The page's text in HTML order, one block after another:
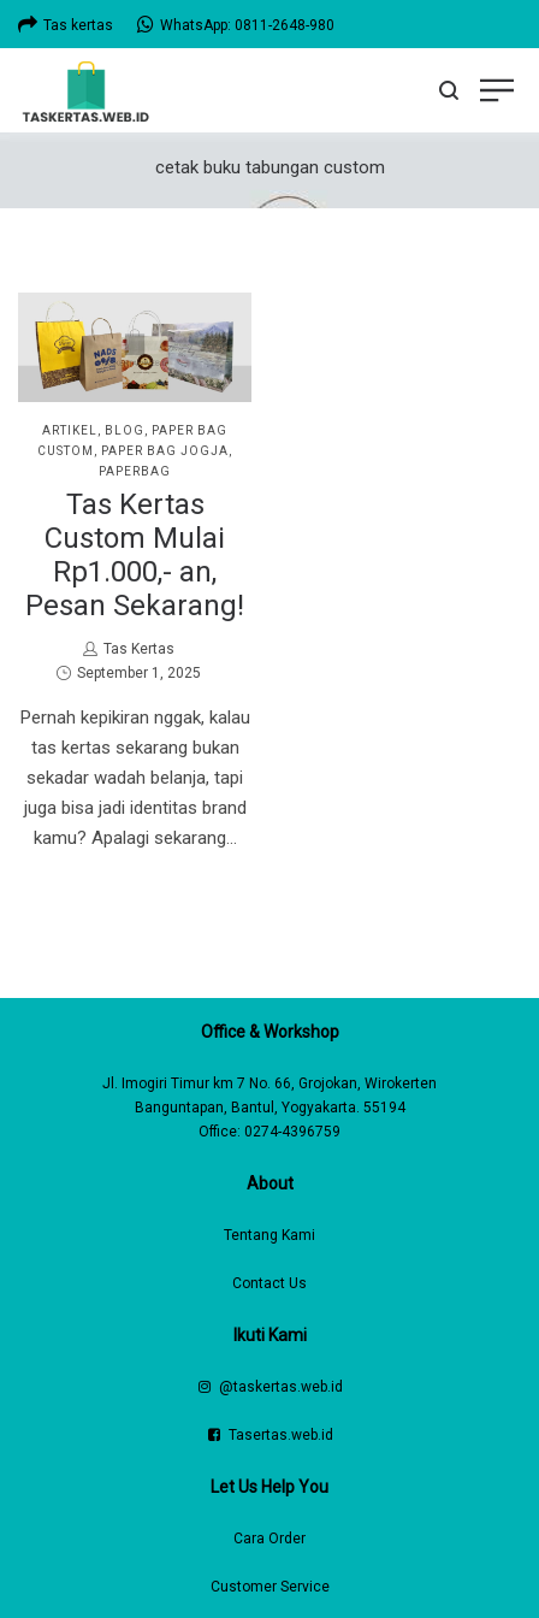
Tas kertas WhatsApp: 0811-2648-980
cetak buku tabungan custom
POSTED
IN
ARTIKEL BLOG
PAPER BAG
CUSTOM
PAPER BAG JOGJA
PAPERBAG
Tas Kertas
Custom Mulai
Rp1.000,- an,
Pesan Sekarang!
by
Tas Kertas
Posted
September 1, 2025
Pernah kepikiran nggak, kalau
tas kertas sekarang bukan
sekadar wadah belanja, tapi
juga bisa jadi identitas brand
kamu? Apalagi sekarang…
Office & Workshop
Jl. Imogiri Timur km 7 No. 66, Grojokan, Wirokerten
Banguntapan, Bantul, Yogyakarta. 55194
Office: 0274-4396759
About
Tentang Kami
Contact Us
Ikuti Kami
@taskertas.web.id
Tasertas.web.id
Let Us Help You
Cara Order
Customer Service